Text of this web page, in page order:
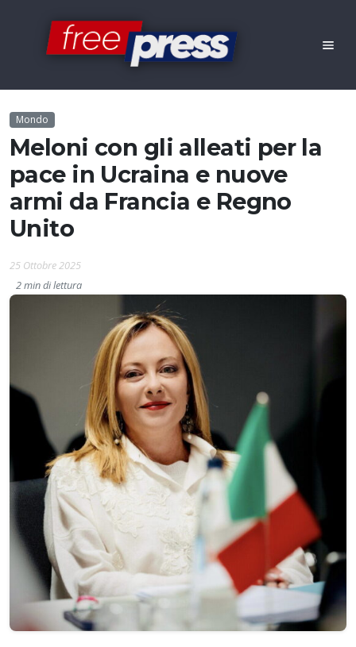
Mondo
Meloni con gli alleati per la
pace in Ucraina e nuove
armi da Francia e Regno
Unito
25 Ottobre 2025
2 min di lettura